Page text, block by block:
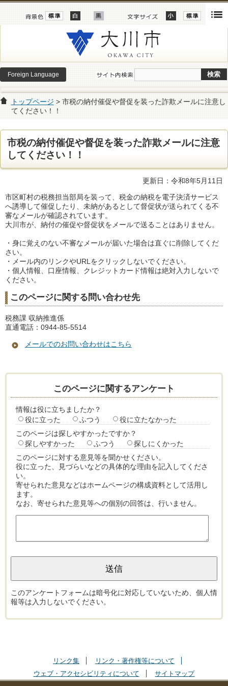
Foreign Language
トップページ > 市税の納付催促や督促を装った詐欺メールに注意し
てください！！
市税の納付催促や督促を装った詐欺メールに注意
してください！！
更新日：令和8年5月11日
市区町村の税務担当部局を装って、税金の納税を電子決済サービス
へ誘導して催促したり、未納があるとして督促状が送られてくる不
審なメールが確認されています。
大川市が、納付の催促や督促状をメールで送ることはありません。
・身に覚えのない不審なメールが届いた場合は直ぐに削除してくだ
さい。
・メール内のリンクやURLをクリックしないでください。
・個人情報、口座情報、クレジットカード情報は絶対入力しないで
ください。
このページに関する問い合わせ先
税務課 収納推進係
直通電話：0944-85-5514
メールでのお問い合わせはこちら
このページに関するアンケート
情報は役に立ちましたか？
役に立った
ふつう
役に立たなかった
このページは探しやすかったですか？
探しやすかった
ふつう
探しにくかった
このページに対する意見等を聞かせください。
役に立った、見づらいなどの具体的な理由を記入してくださ
い。
寄せられた意見などはホームページの構成資料として活用し
ます。
なお、寄せられた意見等への個別の回答は、行いません。
このアンケートフォームは暗号化に対応していないため、個人情
報等は入力しないでください。
リンク集
リンク・著作権等について
ウェブ・アクセシビリティについて
サイトマップ